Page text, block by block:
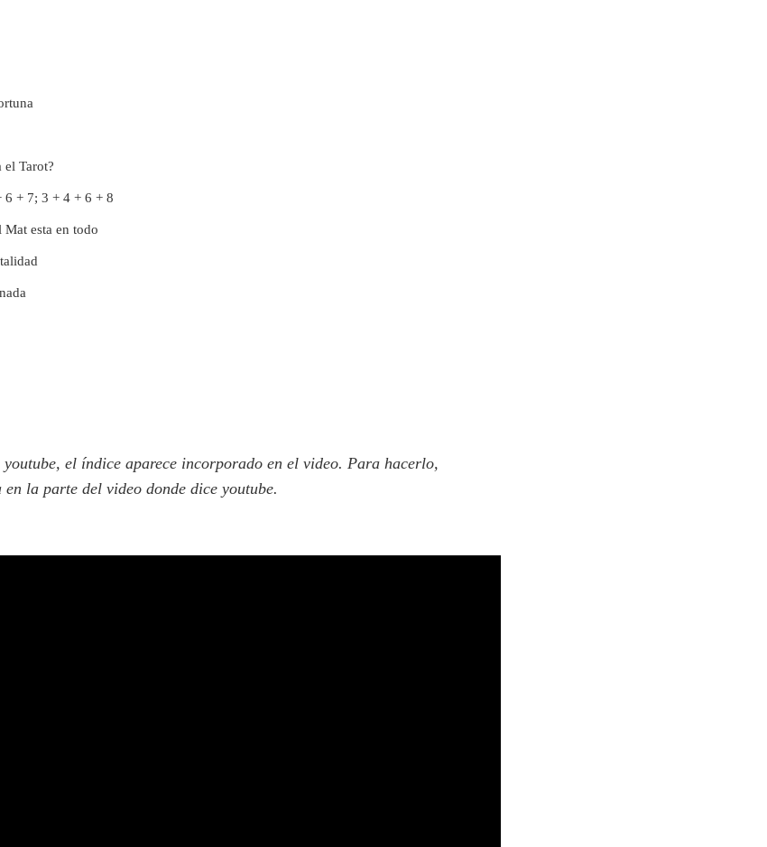
el Tarot?
+ 7; 3 + 4 + 6 + 8
Mat esta en todo
youtube, el índice aparece incorporado en el video. Para hacerlo,
la parte del video donde dice youtube.